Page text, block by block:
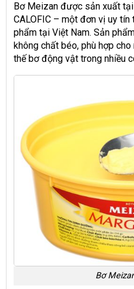
Bơ Meizan được sản xuất
CALOFIC – một đơn vị uy
phẩm tại Việt Nam. Sản
không chất béo, phù hợp
thế bơ động vật trong nhiều
Bơ